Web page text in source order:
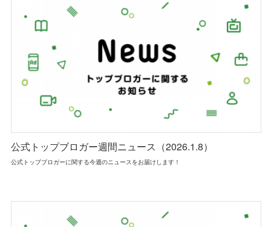
公式トップブロガー週間ニュース（2026.1.8）
公式トップブロガーに関する今週のニュースをお届けします！